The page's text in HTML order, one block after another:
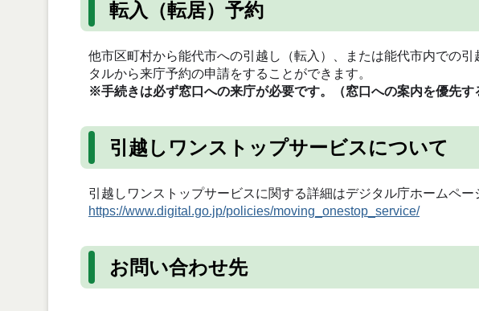
転入（転居）予約
他市区町村から能代市への引越し（転入）、または能代市内での
タルから来庁予約の申請をすることができます。
※手続きは必ず窓口への来庁が必要です。（窓口への案内を優先す
引越しワンストップサービスについて
引越しワンストップサービスに関する詳細はデジタル庁ホームペー
https://www.digital.go.jp/policies/moving_onestop_service/
お問い合わせ先